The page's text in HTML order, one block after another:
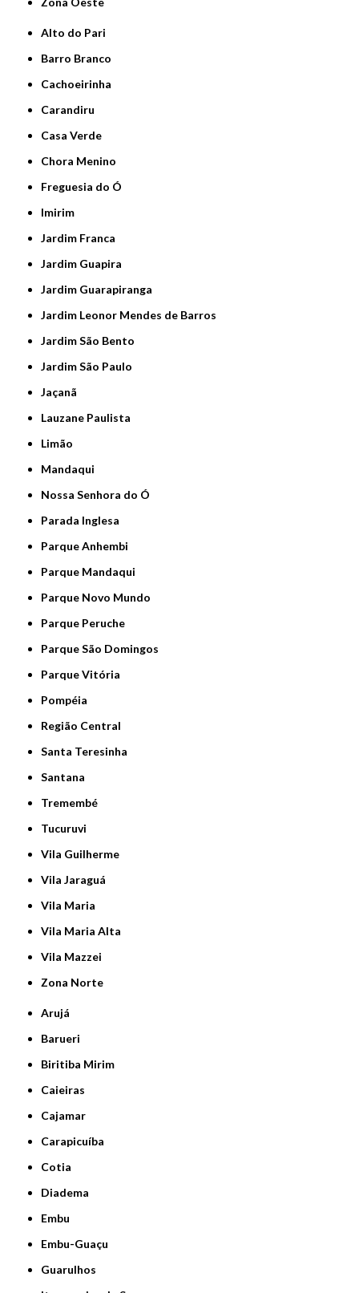
Alto do Pari
Barro Branco
Cachoeirinha
Carandiru
Casa Verde
Chora Menino
Freguesia do Ó
Imirim
Jardim Franca
Jardim Guapira
Jardim Guarapiranga
Jardim Leonor Mendes de Barros
Jardim São Bento
Jardim São Paulo
Jaçanã
Lauzane Paulista
Limão
Mandaqui
Nossa Senhora do Ó
Parada Inglesa
Parque Anhembi
Parque Mandaqui
Parque Novo Mundo
Parque Peruche
Parque São Domingos
Parque Vitória
Pompéia
Região Central
Santa Teresinha
Santana
Tremembé
Tucuruvi
Vila Guilherme
Vila Jaraguá
Vila Maria
Vila Maria Alta
Vila Mazzei
Zona Norte
Arujá
Barueri
Biritiba Mirim
Caieiras
Cajamar
Carapicuíba
Cotia
Diadema
Embu
Embu-Guaçu
Guarulhos